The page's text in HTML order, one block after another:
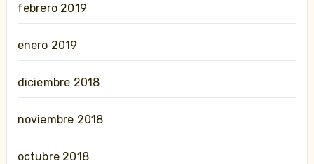
febrero 2019
enero 2019
diciembre 2018
noviembre 2018
octubre 2018